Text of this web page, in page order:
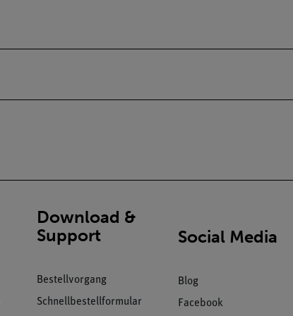
Download &
Support
Bestellvorgang
Schnellbestellformular
Social Media
Blog
Facebook